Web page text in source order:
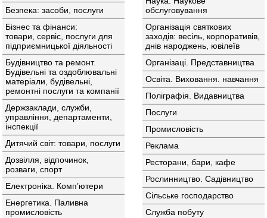
Безпека: засоби, послуги
Бiзнес та фiнанси:
товари, сервіс, послуги для
підприємницької діяльності
Будiвництво та ремонт.
Будiвельнi та оздоблювальнi
матерiали, будівельні,
ремонтні послуги та компанії
Держзаклади, служби,
управління, департаменти,
інспекції
Дитячий світ: товари, послуги
Дозвiлля, вiдпочинок,
розваги, спорт
Електронiка. Комп’ютери
Енергетика. Паливна
промисловiсть
обслуговування
Організація святкових
заходів: весіль, корпоративів,
днів народжень, ювілеїв
Органiзацi. Представництва
Освiта. Виховання. навчання
Полiграфiя. Видавництва
Послуги
Промисловість
Реклама
Ресторани, бари, кафе
Рослинництво. Садiвництво
Сiльське господарство
Служба побуту